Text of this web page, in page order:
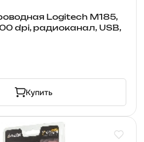
Logitech M185,
dpi, радиоканал, USB,
Купить